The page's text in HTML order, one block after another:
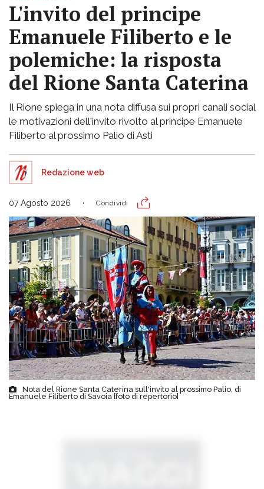
L'invito del principe
Emanuele Filiberto e le
polemiche: la risposta
del Rione Santa Caterina
Il Rione spiega in una nota diffusa sui propri canali social
le motivazioni dell'invito rivolto al principe Emanuele
Filiberto al prossimo Palio di Asti
Redazione web
07 Agosto 2026 Condividi
Nota del Rione Santa Caterina sull'invito al prossimo Palio, di
Emanuele Filiberto di Savoia [foto di repertorio]